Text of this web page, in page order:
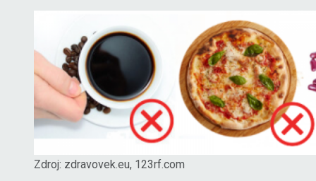
Zdroj: zdravovek.eu, 123rf.com